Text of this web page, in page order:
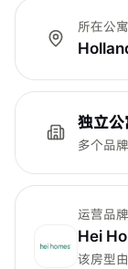
所在公寓
独立公
多个品
运营品牌
Hei
该房型由